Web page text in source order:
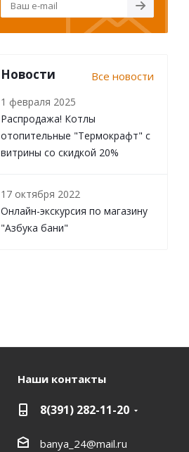
Новости Все новости
1 февраля 2025
Распродажа! Котлы
отопительные "Термокрафт" с
витрины со скидкой 20%
17 октября 2022
Онлайн-экскурсия по магазину
"Азбука бани"
Наши контакты
8(391) 282-11-20
banya_24@mail.ru